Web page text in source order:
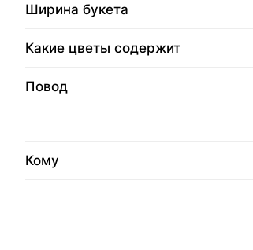
Ширина букета
Какие цветы содержит
Повод
Кому